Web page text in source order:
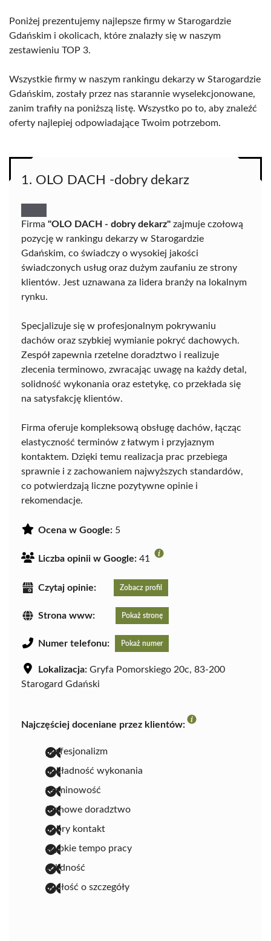
Poniżej prezentujemy najlepsze firmy w Starogardzie
Gdańskim i okolicach, które znalazły się w naszym
zestawieniu TOP 3.
Wszystkie firmy w naszym rankingu dekarzy w Starogardzie
Gdańskim, zostały przez nas starannie wyselekcjonowane,
zanim trafiły na poniższą listę. Wszystko po to, aby znaleźć
oferty najlepiej odpowiadające Twoim potrzebom.
1. OLO DACH -dobry dekarz
Firma "OLO DACH - dobry dekarz" zajmuje czołową
pozycję w rankingu dekarzy w Starogardzie
Gdańskim, co świadczy o wysokiej jakości
świadczonych usług oraz dużym zaufaniu ze strony
klientów. Jest uznawana za lidera branży na lokalnym
rynku.
Specjalizuje się w profesjonalnym pokrywaniu
dachów oraz szybkiej wymianie pokryć dachowych.
Zespół zapewnia rzetelne doradztwo i realizuje
zlecenia terminowo, zwracając uwagę na każdy detal,
solidność wykonania oraz estetykę, co przekłada się
na satysfakcję klientów.
Firma oferuje kompleksową obsługę dachów, łącząc
elastyczność terminów z łatwym i przyjaznym
kontaktem. Dzięki temu realizacja prac przebiega
sprawnie i z zachowaniem najwyższych standardów,
co potwierdzają liczne pozytywne opinie i
rekomendacje.
Ocena w Google: 5
Liczba opinii w Google: 41
Czytaj opinie: Zobacz profil
Strona www: Pokaż stronę
Numer telefonu: Pokaż numer
Lokalizacja: Gryfa Pomorskiego 20c, 83-200
Starogard Gdański
Najczęściej doceniane przez klientów:
profesjonalizm
dokładność wykonania
terminowość
fachowe doradztwo
dobry kontakt
szybkie tempo pracy
solidność
dbałość o szczegóły